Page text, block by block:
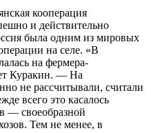
кооперация
и действительно
была одним из мировых
на селе. «В
на фермера-
Куракин. — На
не рассчитывали, считали
всего это касалось
— своеобразной
Тем не менее, в